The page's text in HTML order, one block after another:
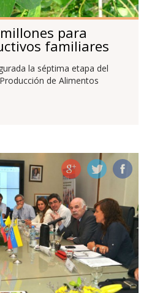
para
familiares
la séptima etapa del
de Alimentos